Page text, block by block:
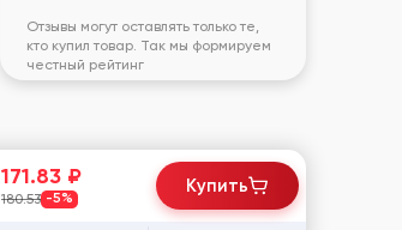
Отзывы могут оставлять только те,
кто купил товар. Так мы формируем
честный рейтинг
171.83 ₽
180.53 -5%
Купить